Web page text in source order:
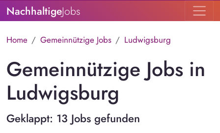
NachhaltigeJobs
Home Gemeinnützige Jobs Ludwigsburg
Gemeinnützige Jobs in
Ludwigsburg
Geklappt: 13 Jobs gefunden